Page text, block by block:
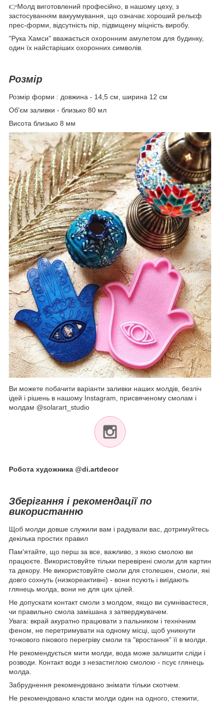
👉Молд виготовлений професійно, в нашому цеху, з
застосуванням вакуумування, що означає хороший рельєф
прес-форми, відсутність пір, підвищену міцність виробу.
"Рука Хамси" вважається охоронним амулетом для будинку,
один їх найстаріших охоронних символів.
Розмір
Розмір форми : довжина - 14,5 см, ширина 12 см
Об'єм заливки - близько 80 мл
Висота близько 8 мм
Ви можете побачити варіанти заливки наших молдів, безліч
ідей і рішень в нашому Instagram, присвяченому смолам і
молдам @solarart_studio
Робота художника @di.artdecor
Зберігання і рекомендації по
використанню
Щоб молди довше служили вам і радували вас, дотримуйтесь
декілька простих правил
Пам'ятайте, що перш за все, важливо, з якою смолою ви
працюєте. Використовуйте тільки перевірені смоли для картин
та декору. Не використовуйте смоли для столешен, смоли, які
довго сохнуть (низкореактивні) - вони псують і виїдають
глянець молда, вони не для цих цілей.
Не допускати контакт смоли з молдом, якщо ви сумніваєтеся,
чи правильно смола замішана з затверджувачем.
Увага: вкрай акуратно працювати з пальником і технічним
феном, не перетримувати на одному місці, щоб уникнути
точкового пікового перегріву смоли та "вростання" її в молди.
Не рекомендується мити молди, вода може залишити сліди і
розводи. Контакт води з незастиглою смолою - псує глянець
молда.
Забруднення рекомендовано знімати тільки скотчем.
Не рекомендовано класти молди один на одного, стежити,